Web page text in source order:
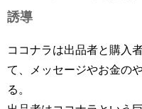
誘導
ココナラは出品者と購入
て、メッセージやお金の
る。